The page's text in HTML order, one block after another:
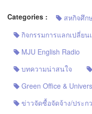
Categories : สหกิจศึก
กิจกรรมการแลกเปลี่ยน
MJU English Radio
บทความน่าสนใจ
Green Office &
ข่าวจัดซื้อจัดจ้าง/ประก